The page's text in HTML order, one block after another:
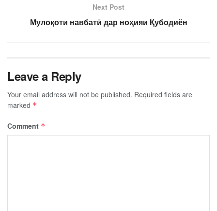
Next Post
Мулоқоти навбатӣ дар ноҳияи Қубодиён
Leave a Reply
Your email address will not be published. Required fields are
marked *
Comment *